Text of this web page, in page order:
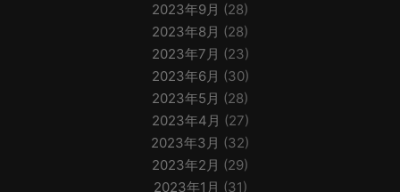
2023年9月 (28)
2023年8月 (28)
2023年7月 (23)
2023年6月 (30)
2023年5月 (28)
2023年4月 (27)
2023年3月 (32)
2023年2月 (29)
2023年1月 (31)